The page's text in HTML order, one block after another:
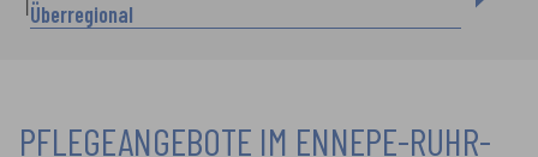
Überregional
PFLEGEANGEBOTE IM ENNEPE-RUHR-